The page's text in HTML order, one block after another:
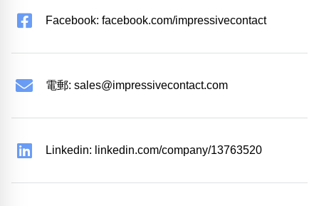
Facebook: facebook.com/impressivecontact
電郵: sales@impressivecontact.com
Linkedin: linkedin.com/company/13763520